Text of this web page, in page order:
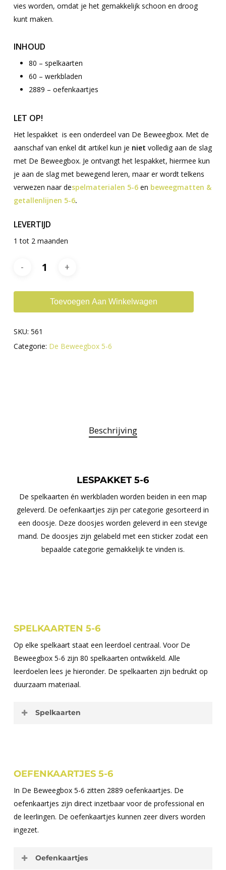
vies worden, omdat je het gemakkelijk schoon en droog
kunt maken.
INHOUD
80 – spelkaarten
60 – werkbladen
2889 – oefenkaartjes
LET OP!
Het lespakket is een onderdeel van De Beweegbox. Met de
aanschaf van enkel dit artikel kun je niet volledig aan de slag
met De Beweegbox. Je ontvangt het lespakket, hiermee kun
je aan de slag met bewegend leren, maar er wordt telkens
verwezen naar despelmaterialen 5-6 en beweegmatten &
getallenlijnen 5-6.
LEVERTIJD
1 tot 2 maanden
Toevoegen Aan Winkelwagen
SKU: 561
Categorie: De Beweegbox 5-6
Beschrijving
LESPAKKET 5-6
De spelkaarten én werkbladen worden beiden in een map
geleverd. De oefenkaartjes zijn per categorie gesorteerd in
een doosje. Deze doosjes worden geleverd in een stevige
mand. De doosjes zijn gelabeld met een sticker zodat een
bepaalde categorie gemakkelijk te vinden is.
SPELKAARTEN 5-6
Op elke spelkaart staat een leerdoel centraal. Voor De
Beweegbox 5-6 zijn 80 spelkaarten ontwikkeld. Alle
leerdoelen lees je hieronder. De spelkaarten zijn bedrukt op
duurzaam materiaal.
Spelkaarten
uitspreken in woorden en ze uitschrijven in letters
B56K03– De leerling kan verder- en terugtellen met
sprongen van 1, 2, 5, 10, 25, 50 en 100 op de
getallenlijn tot 1000
B56K04
100.000
OEFENKAARTJES 5-6
In De Beweegbox 5-6 zitten 2889 oefenkaartjes. De
oefenkaartjes zijn direct inzetbaar voor de professional en
de leerlingen. De oefenkaartjes kunnen zeer divers worden
ingezet.
Oefenkaartjes